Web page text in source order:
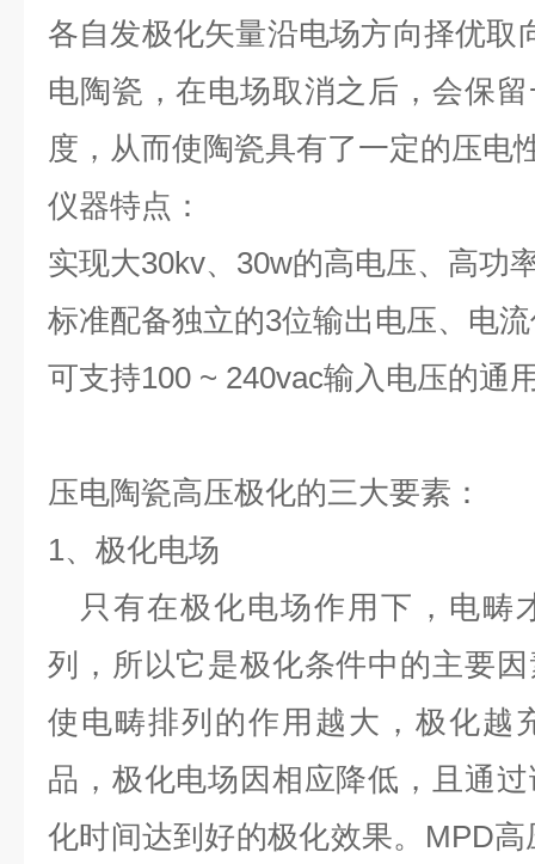
各自发极化矢量沿电场方向择优取
电陶瓷，在电场取消之后，会保
度，从而使陶瓷具有了一定的压电
仪器特点 ：
实现大30kv、30w的高电压、高功
标准配备独立的3位输出电压、电
可支持100 ~ 240vac输入电压的通
压电陶瓷高压极化的三大要素：
1、极化电场
只有在极化电场作用下，电畴
列，所以它是极化条件中的主要
使电畴排列的作用越大 ， 极化越
品，极化电场因相应降低，且通
化时间达到好的极化效果。 MPD高